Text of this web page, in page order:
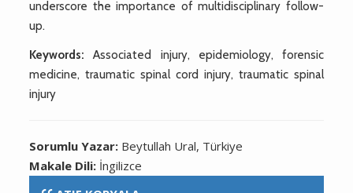
underscore the importance of multidisciplinary follow-
up.
Keywords: Associated injury, epidemiology, forensic
medicine, traumatic spinal cord injury, traumatic spinal
injury
Sorumlu Yazar: Beytullah Ural, Türkiye
Makale Dili: İngilizce